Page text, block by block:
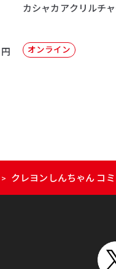
円
カシャカアクリルチ
オンライン
> クレヨンしんちゃん コ